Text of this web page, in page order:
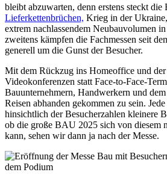
bleibt abzuwarten, denn erstens steckt die
Lieferkettenbrüchen, Krieg in der
extrem nachlassendem Neubauvolumen
zweitens kämpfen die Fachmessen seit
generell um die Gunst der Besucher.
Mit dem Rückzug ins Homeoffice und
Videokonferenzen statt Face-to-Face-
Bauunternehmern, Handwerkern und
Reisen abhanden gekommen zu sein.
hinsichtlich der Besucherzahlen kleinere
ob die große BAU 2025 sich von diesem
kann, sehen wir dann ja nach der Messe.